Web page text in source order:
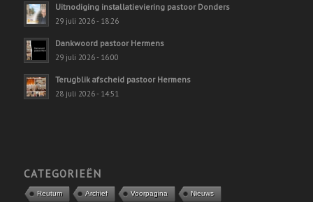
Uitnodiging installatieviering pastoor Donders
29 juli 2026 - 18:26
Dankwoord pastoor Hermens
29 juli 2026 - 16:00
Terugblik afscheid pastoor Hermens
28 juli 2026 - 14:51
CATEGORIEËN
Reutum Archief Voorpagina Nieuws